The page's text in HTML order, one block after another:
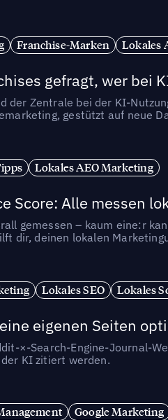
Franchise-Marken Lokales
gefragt, wer bei
der Zentrale bei der KI-
gestützt auf neue
Lokales AEO Marketing
Score: Alle messen
gemessen – kaum eine:r
dir, deinen lokalen
Lokales SEO Lokales
eigenen Seiten
×-Search-Engine-Journal-
KI zitiert werden.
Google Marketing